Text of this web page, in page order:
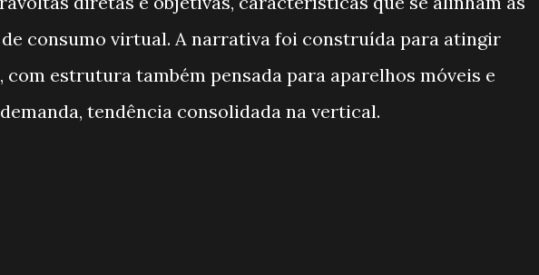
consumo virtual. A narrativa foi construída para atingir
com estrutura também pensada para aparelhos móveis e
tendência consolidada na vertical.